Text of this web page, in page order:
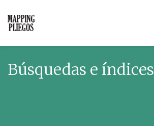
Búsquedas e índices